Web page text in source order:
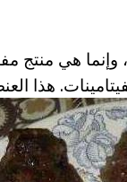
هي منتج
هذا